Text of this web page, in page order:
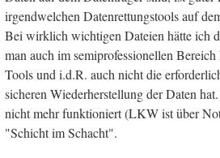
irgendwelchen Datenrettungstools auf
Bei wirklich wichtigen Dateien hätte ich
man auch im semiprofessionellen
Tools und i.d.R. auch nicht die
sicheren Wiederherstellung der Daten
nicht mehr funktioniert (LKW ist über
"Schicht im Schacht".